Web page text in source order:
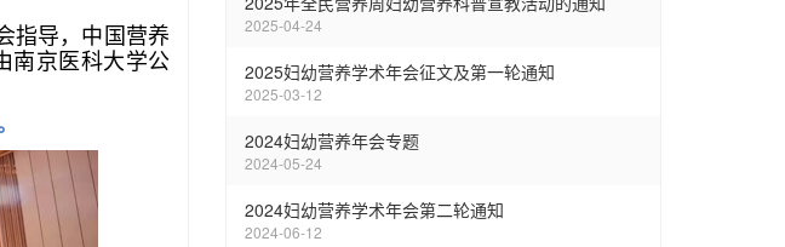
指导，中国营养
南京医科大学公
2025-04-24
2025妇幼营养学术年会征文及第一轮通知
2025-03-12
2024妇幼营养年会专题
2024-05-24
2024妇幼营养学术年会第二轮通知
2024-06-12